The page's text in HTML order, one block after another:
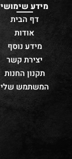
מידע שימושי
דף הבית
אודות
מידע נוסף
יצירת קשר
תקנון החנות
המשתמש שלי